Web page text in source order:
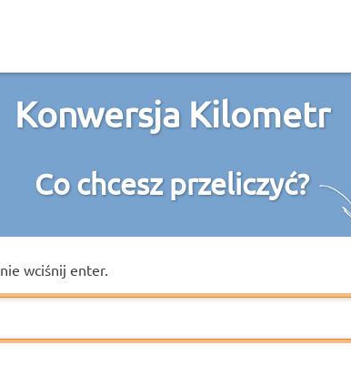
Konwersja Kilometr
Co chcesz przeliczyć?
wciśnij enter.